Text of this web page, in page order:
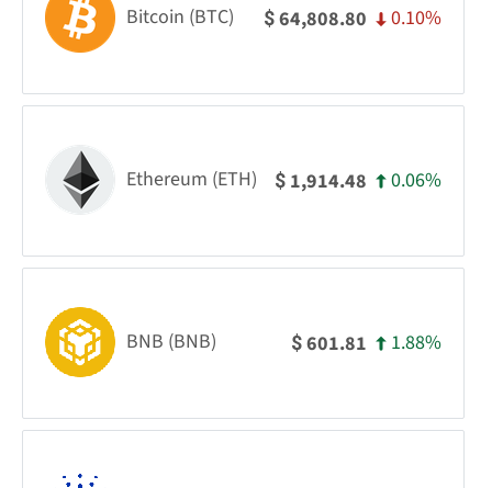
Bitcoin (BTC) $64,808.80 0.10%
Ethereum (ETH) $ 1,914.48 0.06%
BNB (BNB) $601.81 1.88%